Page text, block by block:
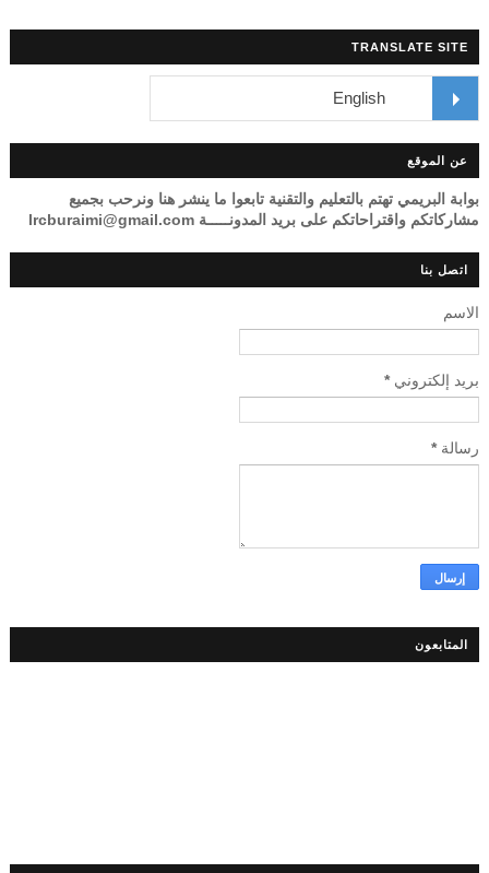
TRANSLATE SITE
عن الموقع
بوابة البريمي تهتم بالتعليم والتقنية تابعوا ما ينشر هنا ونرحب بجميع
مشاركاتكم واقتراحاتكم على بريد المدونـــــة lrcburaimi@gmail.com
اتصل بنا
الاسم
بريد إلكتروني*
رسالة*
المتابعون